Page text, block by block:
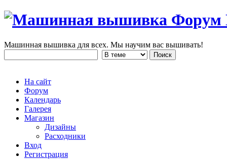
Машинная вышивка для всех. Мы научим вас вышивать!
На сайт
Форум
Календарь
Галерея
Магазин
Дизайны
Расходники
Вход
Регистрация